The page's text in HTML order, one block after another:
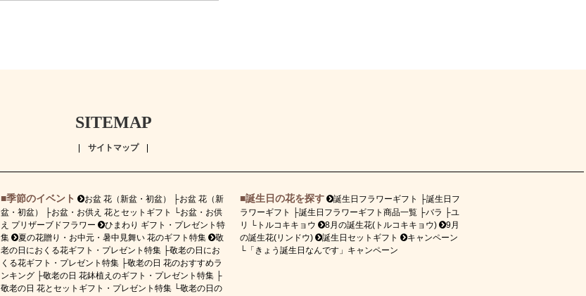
SITEMAP
サイトマップ
季節のイベント お盆 花（新盆・初盆）
お盆 花（新
盆・初盆）
お盆・お供え 花とセットギフト
お盆・お供
え プリザーブドフラワー
ひまわり ギフト・プレゼント特
集
夏の花贈り・お中元・暑中見舞い 花のギフト特集
敬
老の日におくる花ギフト・プレゼント特集
敬老の日にお
くる花ギフト・プレゼント特集
敬老の日 花のおすすめラ
ンキング
敬老の日 花鉢植えのギフト・プレゼント特集
敬老の日 花とセットギフト・プレゼント特集
敬老の日の
誕生日の花を探す 誕生日フラワーギフト
誕生日フ
ラワーギフト
誕生日フラワーギフト商品一覧 バラ
ユ
リ
トルコキキョウ 8月の誕生花(トルコキキョウ)
9月
の誕生花(リンドウ)
誕生日セットギフト
キャンペーン
「きょう誕生日なんです」キャンペーン